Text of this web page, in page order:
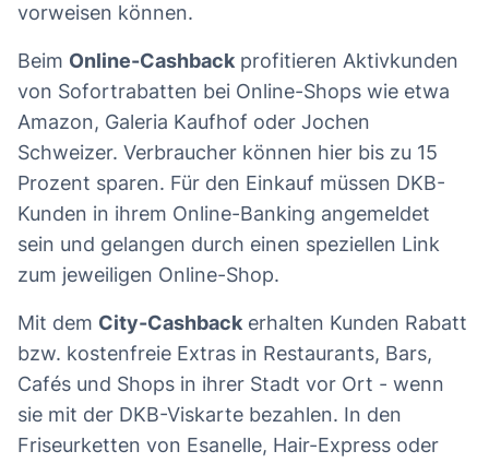
vorweisen können.
Beim Online-Cashback profitieren Aktivkunden
von Sofortrabatten bei Online-Shops wie etwa
Amazon, Galeria Kaufhof oder Jochen
Schweizer. Verbraucher können hier bis zu 15
Prozent sparen. Für den Einkauf müssen DKB-
Kunden in ihrem Online-Banking angemeldet
sein und gelangen durch einen speziellen Link
zum jeweiligen Online-Shop.
Mit dem City-Cashback erhalten Kunden Rabatt
bzw. kostenfreie Extras in Restaurants, Bars,
Cafés und Shops in ihrer Stadt vor Ort - wenn
sie mit der DKB-Viskarte bezahlen. In den
Friseurketten von Esanelle, Hair-Express oder